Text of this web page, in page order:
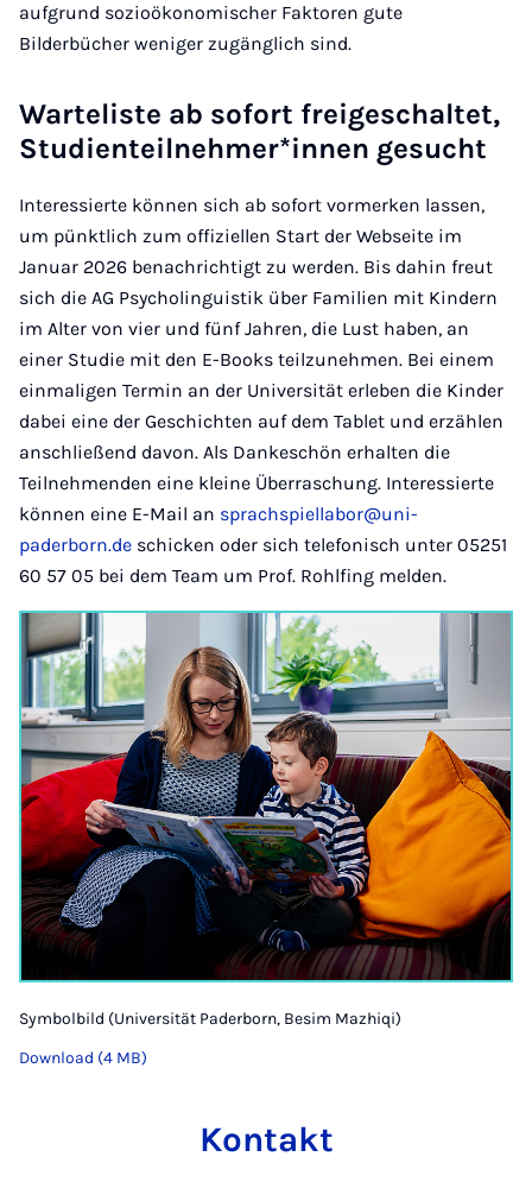
aufgrund sozioökonomischer Faktoren gute
Bilderbücher weniger zugänglich sind.
Warteliste ab sofort freigeschaltet,
Studienteilnehmer*innen gesucht
Interessierte können sich ab sofort vormerken lassen,
um pünktlich zum offiziellen Start der Webseite im
Januar 2026 benachrichtigt zu werden. Bis dahin freut
sich die AG Psycholinguistik über Familien mit Kindern
im Alter von vier und fünf Jahren, die Lust haben, an
einer Studie mit den E-Books teilzunehmen. Bei einem
einmaligen Termin an der Universität erleben die Kinder
dabei eine der Geschichten auf dem Tablet und erzählen
anschließend davon. Als Dankeschön erhalten die
Teilnehmenden eine kleine Überraschung. Interessierte
können eine E-Mail an sprachspiellabor@uni-
paderborn.de schicken oder sich telefonisch unter 05251
60 57 05 bei dem Team um Prof. Rohlfing melden.
Symbolbild (Universität Paderborn, Besim Mazhiqi)
Download (4 MB)
Kontakt